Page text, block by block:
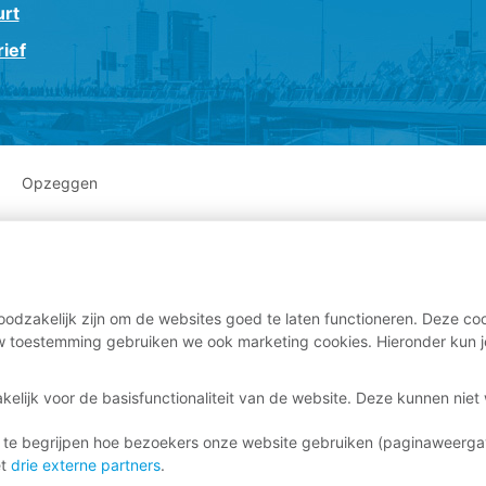
Opzeggen
zijn om de websites goed te laten functioneren. Deze
toestemming gebruiken we ook marketing cookies. Hieronder
voor de basisfunctionaliteit van de website. Deze kunnen niet
te begrijpen hoe bezoekers onze website gebruiken
drie externe partners.